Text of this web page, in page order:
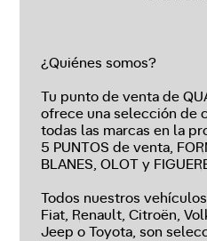
¿Quiénes somos?
Tu punto de venta de
ofrece una selección de
todas las marcas en la
5 PUNTOS de venta,
BLANES, OLOT y
Todos nuestros
Fiat, Renault, Citroën,
Jeep o Toyota, son